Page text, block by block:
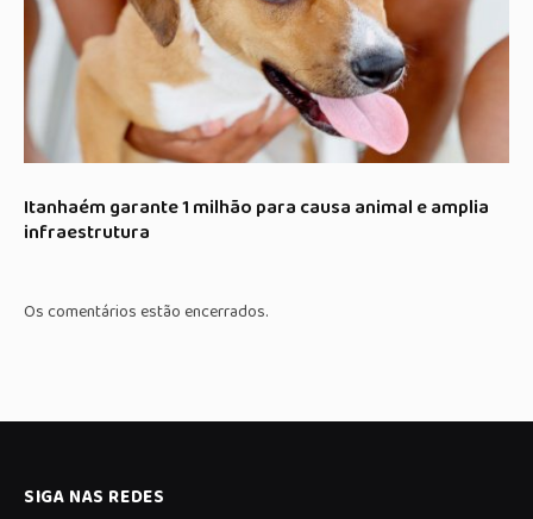
Itanhaém garante 1 milhão para causa animal e amplia
infraestrutura
Os comentários estão encerrados.
SIGA NAS REDES